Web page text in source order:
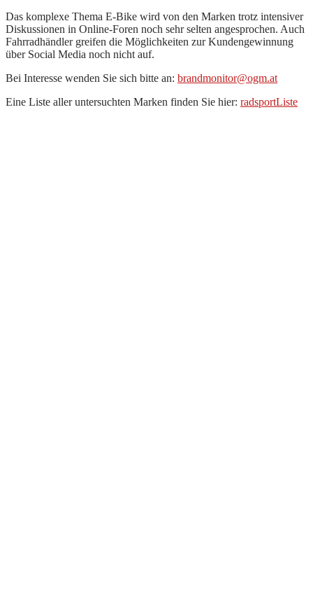
Das komplexe Thema E-Bike wird von den Marken trotz intensiver
Diskussionen in Online-Foren noch sehr selten angesprochen. Auch
Fahrradhändler greifen die Möglichkeiten zur Kundengewinnung
über Social Media noch nicht auf.
Bei Interesse wenden Sie sich bitte an: brandmonitor@ogm.at
Eine Liste aller untersuchten Marken finden Sie hier: radsportListe